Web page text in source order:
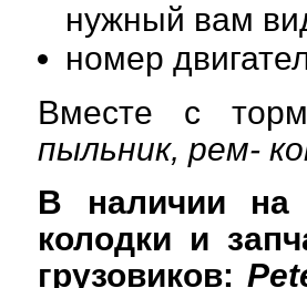
нужный вам
номер
Вместе с
пыльник, рем-
В наличии на
колодки и
грузовиков: